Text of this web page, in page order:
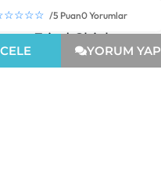
/5 Puan0 Yorumlar
Fried Chicken
YORUM YAP